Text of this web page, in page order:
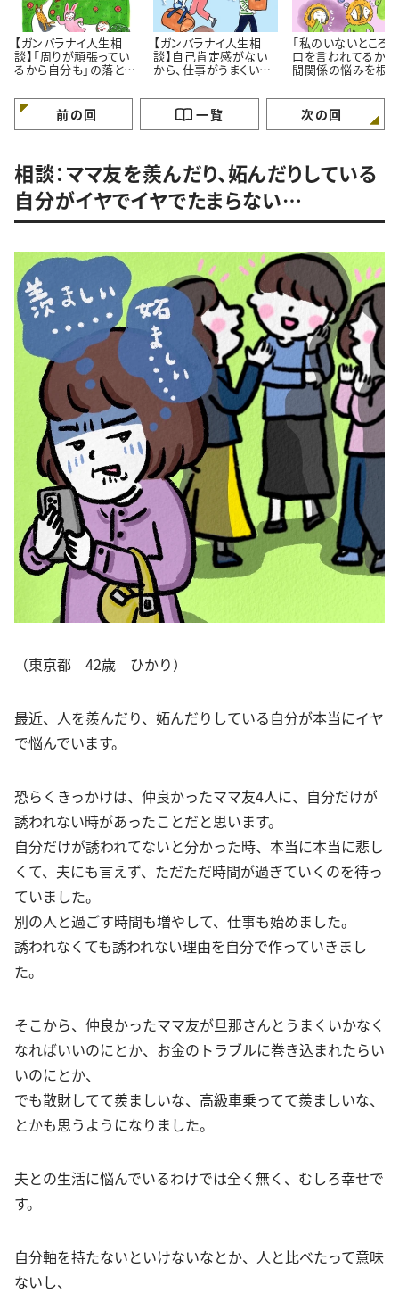
【ガンバラナイ人生相
談】「周りが頑張ってい
るから自分も」の落とし
けていますか？
【ガンバラナイ人生相
談】自己肯定感がない
から、仕事がうまくいき
「私のいないところ
口を言われてるかも
間関係の悩みを根っ
ガンバラナイ人生相
前の回 一覧 次の回
相談：ママ友を羨んだり、妬んだりしている
自分がイヤでイヤでたまらない…
（東京都 42歳 ひかり）
最近、人を羨んだり、妬んだりしている自分が本当にイヤ
で悩んでいます。
恐らくきっかけは、仲良かったママ友4人に、自分だけが
誘われない時があったことだと思います。
自分だけが誘われてないと分かった時、本当に本当に悲し
くて、夫にも言えず、ただただ時間が過ぎていくのを待っ
ていました。
別の人と過ごす時間も増やして、仕事も始めました。
誘われなくても誘われない理由を自分で作っていきまし
た。
そこから、仲良かったママ友が旦那さんとうまくいかなく
なればいいのにとか、お金のトラブルに巻き込まれたらい
いのにとか、
でも散財してて羨ましいな、高級車乗ってて羨ましいな、
とかも思うようになりました。
夫との生活に悩んでいるわけでは全く無く、むしろ幸せで
す。
自分軸を持たないといけないなとか、人と比べたって意味
ないし、